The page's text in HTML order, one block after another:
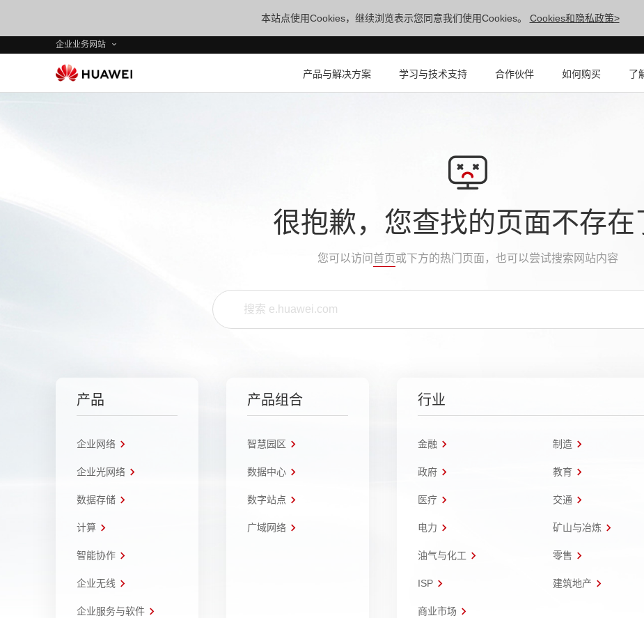
本站点使用Cookies，继续浏览表示您同意我们使用Cookies。 Cookies和隐私政策>
企业业务网站
产品与解决方案 学习与技术支持 合作伙伴 如何购买 了
很抱歉，您查找的页面不存在
您可以访问 首页或下方的热门页面，也可以尝试搜索网站内容
产品
企业网络
企业光网络
数据存储
计算
智能协作
企业无线
企业服务与软件
产品组合
智慧园区
数据中心
数字站点
广域网络
行业
金融 制造
政府 教育
医疗 交通
电力 矿山与冶炼
油气与化工 零售
ISP 建筑地产
商业市场